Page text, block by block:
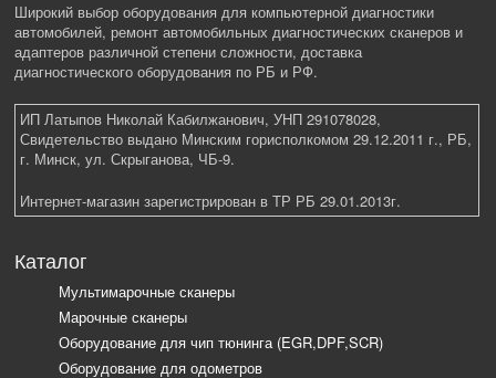
Широкий выбор оборудования для компьютерной диагностики
автомобилей, ремонт автомобильных диагностических сканеров и
адаптеров различной степени сложности, доставка
диагностического оборудования по РБ и РФ.
ИП Латыпов Николай Кабилжанович, УНП 291078028,
Свидетельство выдано Минским горисполкомом 29.12.2011 г., РБ,
г. Минск, ул. Скрыганова, ЧБ-9.
Интернет-магазин зарегистрирован в ТР РБ 29.01.2013г.
Каталог
Мультимарочные сканеры
Марочные сканеры
Оборудование для чип тюнинга (EGR,DPF,SCR)
Оборудование для одометров